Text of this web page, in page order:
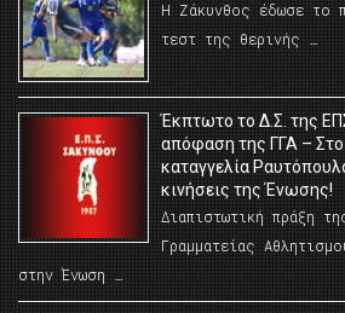
Η Ζάκυνθος έδωσε το
τεστ της θερινής …
Έκπτωτο το Δ.Σ. της
απόφαση της ΓΓΑ –
καταγγελία
κινήσεις της Ένωσης!
Διαπιστωτική πράξη
Γραμματείας
στην Ένωση …